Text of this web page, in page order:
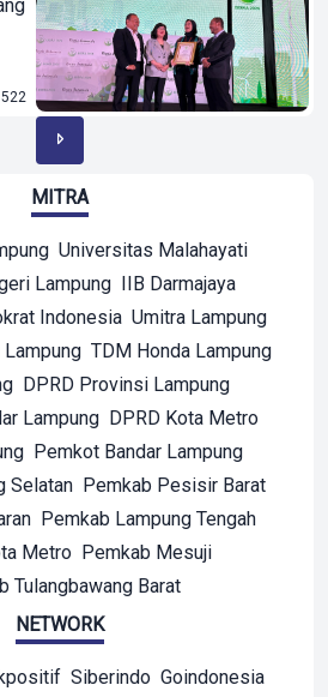
522
MITRA
Universitas Malahayati
Lampung IIB Darmajaya
Indonesia Umitra Lampung
TDM Honda Lampung
DPRD Provinsi Lampung
Lampung DPRD Kota Metro
Pemkot Bandar Lampung
Selatan Pemkab Pesisir Barat
Pemkab Lampung Tengah
Metro Pemkab Mesuji
Tulangbawang Barat
NETWORK
Siberindo Goindonesia